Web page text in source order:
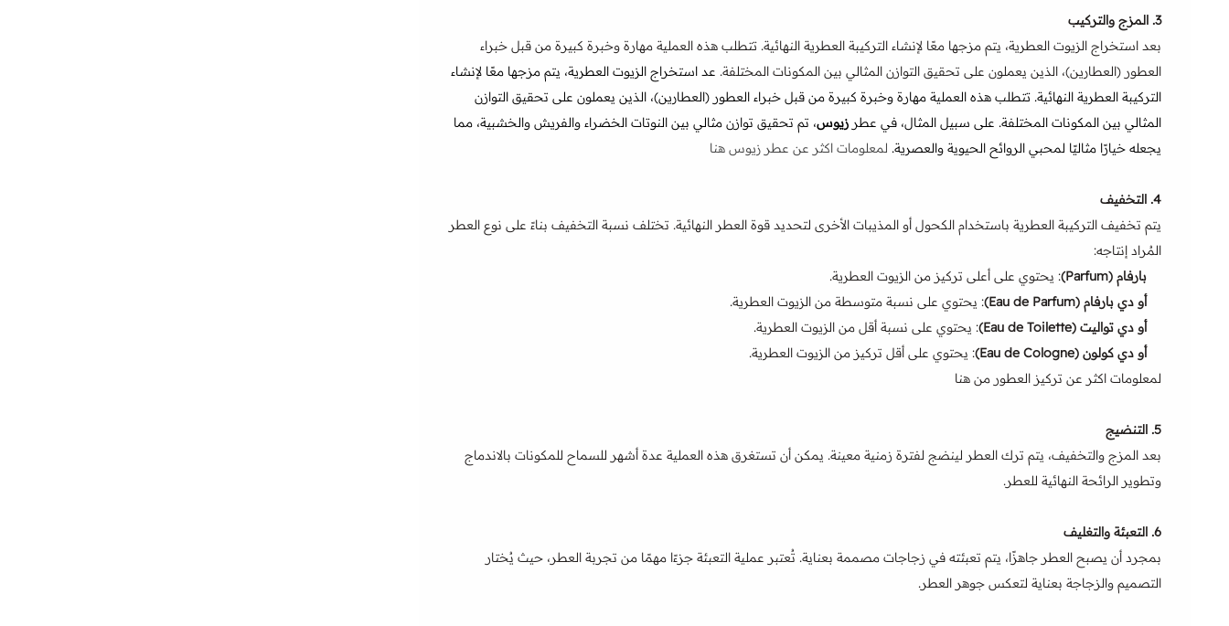
3. المزج والتركيب
بعد استخراج الزيوت العطرية، يتم مزجها معًا لإنشاء التركيبة العطرية النهائية. تتطلب هذه العملية مهارة وخبرة كبيرة من قبل خبراء
العطور (العطارين)، الذين يعملون على تحقيق التوازن المثالي بين المكونات المختلفة. عد استخراج الزيوت العطرية، يتم مزجها معًا لإنشاء
التركيبة العطرية النهائية. تتطلب هذه العملية مهارة وخبرة كبيرة من قبل خبراء العطور (العطارين)، الذين يعملون على تحقيق التوازن
المثالي بين المكونات المختلفة. على سبيل المثال، في عطر زيوس، تم تحقيق توازن مثالي بين النوتات الخضراء والفريش والخشبية، مما
يجعله خيارًا مثاليًا لمحبي الروائح الحيوية والعصرية. لمعلومات اكثر عن عطر زيوس هنا
4. التخفيف
يتم تخفيف التركيبة العطرية باستخدام الكحول أو المذيبات الأخرى لتحديد قوة العطر النهائية. تختلف نسبة التخفيف بناءً على نوع العطر
المُراد إنتاجه:
بارفام (Parfum)
: يحتوي على أعلى تركيز من الزيوت العطرية.
أو دي بارفام (Eau de Parfum)
: يحتوي على نسبة متوسطة من الزيوت العطرية.
أو دي تواليت (Eau de Toilette)
: يحتوي على نسبة أقل من الزيوت العطرية.
أو دي كولون (Eau de Cologne)
: يحتوي على أقل تركيز من الزيوت العطرية.
لمعلومات اكثر عن تركيز العطور من هنا
5. التنضيج
بعد المزج والتخفيف، يتم ترك العطر لينضج لفترة زمنية معينة. يمكن أن تستغرق هذه العملية عدة أشهر للسماح للمكونات بالاندماج
وتطوير الرائحة النهائية للعطر.
6. التعبئة والتغليف
بمجرد أن يصبح العطر جاهزًا، يتم تعبئته في زجاجات مصممة بعناية. تُعتبر عملية التعبئة جزءًا مهمًا من تجربة العطر، حيث يُختار
التصميم والزجاجة بعناية لتعكس جوهر العطر.